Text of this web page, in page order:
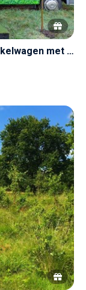
Overnachten in een omgebouwde winkelwagen met een bijzonder gietijzeren bad